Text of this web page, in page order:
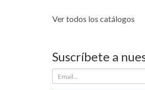
Ver todos los catálogos
Suscríbete a